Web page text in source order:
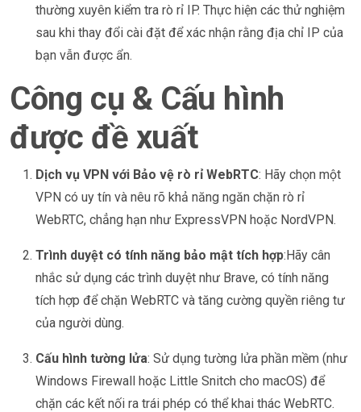
thường xuyên kiểm tra rò rỉ IP. Thực hiện các thử nghiệm
sau khi thay đổi cài đặt để xác nhận rằng địa chỉ IP của
bạn vẫn được ẩn.
Công cụ & Cấu hình
được đề xuất
Dịch vụ VPN với Bảo vệ rò rỉ WebRTC: Hãy chọn một
VPN có uy tín và nêu rõ khả năng ngăn chặn rò rỉ
WebRTC, chẳng hạn như ExpressVPN hoặc NordVPN.
Trình duyệt có tính năng bảo mật tích hợp:Hãy cân
nhắc sử dụng các trình duyệt như Brave, có tính năng
tích hợp để chặn WebRTC và tăng cường quyền riêng tư
của người dùng.
Cấu hình tường lửa: Sử dụng tường lửa phần mềm (như
Windows Firewall hoặc Little Snitch cho macOS) để
chặn các kết nối ra trái phép có thể khai thác WebRTC.